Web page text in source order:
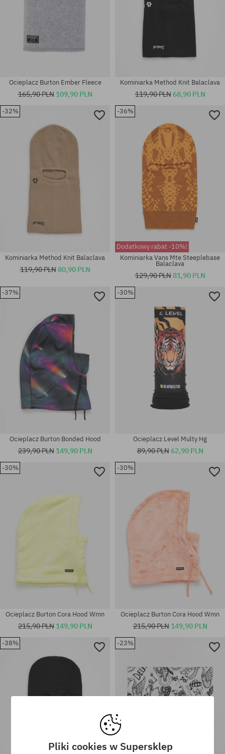
Dostępne rozmiary:
rozmiar uniwersalny
rozmiar uniwersalny
Ocieplacz Burton Ember Fleece
165,90 PLN 109,90 PLN
rozmiar uniwersalny
Kominiarka Method Knit Balaclava
119,90 PLN68,90 PLN
-32%
Kominiarka Method Knit Balaclava
119,90 PLN80,90 PLN
-36%
rozmiar uniwersalny
Dodatkowy rabat -10%!
Kominiarka Vans Mte Steeplebase
Balaclava
129,90 PLN81,90 PLN
-37%
Dostępne rozmiary:
Ocieplacz Burton Bonded Hood
239,90 PLN 149,90 PLN
-30%
rozmiar uniwersalny
Ocieplacz Level Multy Hg
89,90 PLN62,90 PLN
-30%
Ocieplacz Burton Cora Hood Wmn
215,90 PLN 149,90 PLN
-30%
Ocieplacz Burton Cora Hood Wmn
215,90 PLN 149,90 PLN
-38% -23%
Pliki cookies w Supersklep